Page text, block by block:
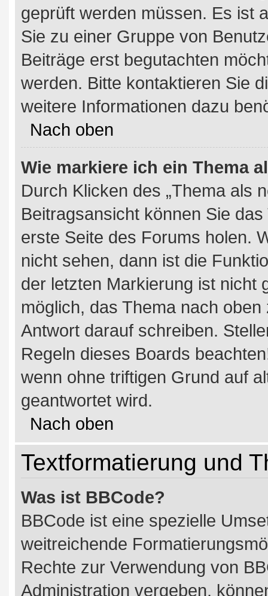
geprüft werden müssen. Es ist
Sie zu einer Gruppe von
Beiträge erst begutachten
werden. Bitte kontaktieren Sie
weitere Informationen dazu
Nach oben
Wie markiere ich ein Thema
Durch Klicken des „Thema als
Beitragsansicht können Sie
erste Seite des Forums holen.
nicht sehen, dann ist die
der letzten Markierung ist nicht
möglich, das Thema nach
Antwort darauf schreiben.
Regeln dieses Boards
wenn ohne triftigen Grund auf
geantwortet wird.
Nach oben
Textformatierung und
Was ist BBCode?
BBCode ist eine spezielle
weitreichende
Rechte zur Verwendung von
Administration vergeben,